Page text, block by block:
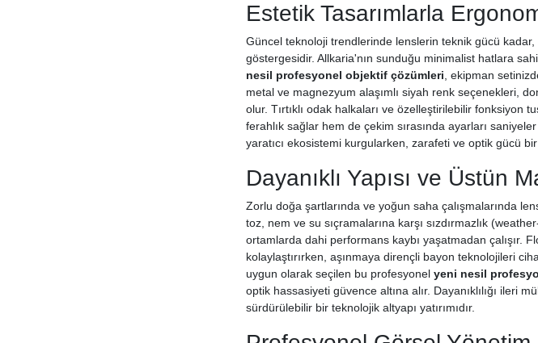
Estetik Tasarımlarla
Güncel teknoloji trendlerinde lenslerin teknik gücü
göstergesidir. Allkaria'nın sunduğu minimalist hatlara
nesil profesyonel objektif çözümleri , ekipman
metal ve magnezyum alaşımlı siyah renk seçenekleri,
olur. Tırtıklı odak halkaları ve özelleştirilebilir fonksiyon
ferahlık sağlar hem de çekim sırasında ayarları
yaratıcı ekosistemi kurgularken, zarafeti ve optik gücü
Dayanıklı Yapısı ve Üstün
Zorlu doğa şartlarında ve yoğun saha çalışmalarında
toz, nem ve su sıçramalarına karşı sızdırmazlık
ortamlarda dahi performans kaybı yaşatmadan çalışır.
kolaylaştırırken, aşınmaya dirençli bayon teknolojileri
uygun olarak seçilen bu profesyonel yeni nesil
optik hassasiyeti güvence altına alır. Dayanıklılığı ileri
sürdürülebilir bir teknolojik altyapı yatırımıdır.